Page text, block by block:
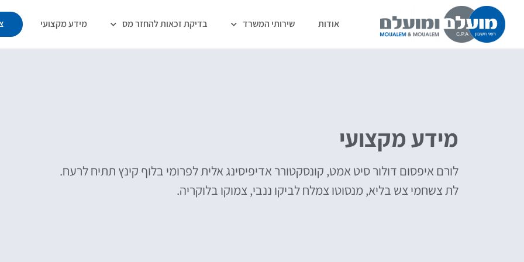
אודות שירותי המשרד בדיקת זכאות להחזר מס מידע מקצועי
מידע מקצועי
לורם איפסום דולור סיט אמט, קונסקטורר אדיפיסינג אלית לפרומי בלוף קינץ תתיח לרעח.
לת צשחמי צש בליא, מנסוטו צמלח לביקו ננבי, צמוקו בלוקריה.